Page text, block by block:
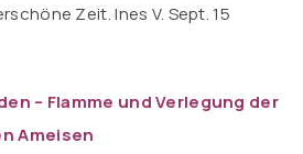
Zeit. Ines V. Sept. 15
– Flamme und Verlegung der
Ameisen